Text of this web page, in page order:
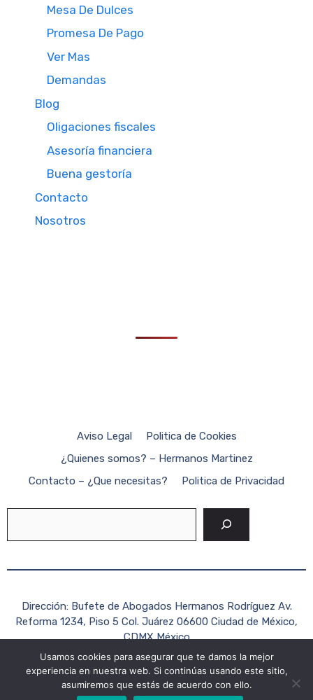
Mesa De Dulces
Promesa De Pago
Ver Mas
Demandas
Blog
Oligaciones fiscales
Asesoría financiera
Buena gestoría
Contacto
Nosotros
Aviso Legal
Politica de Cookies
¿Quienes somos? – Hermanos Martinez
Contacto – ¿Que necesitas?
Politica de Privacidad
Dirección: Bufete de Abogados Hermanos Rodríguez Av.
Reforma 1234, Piso 5 Col. Juárez 06600 Ciudad de México,
CDMX México
Teléfono: +52 (55) 1234-5678
Correo electrónico:contacto@hermanosrodriguezabogados.c
Usamos cookies para asegurar que te damos la mejor
experiencia en nuestra web. Si continúas usando este sitio,
asumiremos que estás de acuerdo con ello.